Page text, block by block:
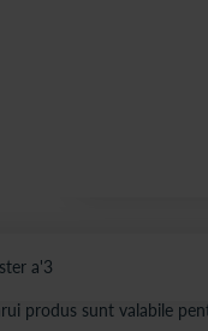
a'3
produs sunt valabile